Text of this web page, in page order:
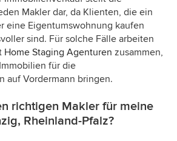
Makler dar, da Klienten, die ein
eine Eigentumswohnung kaufen
sind. Für solche Fälle arbeiten
Home Staging Agenturen zusammen,
für die
auf Vordermann bringen.
richtigen Makler für meine
Rheinland-Pfalz?